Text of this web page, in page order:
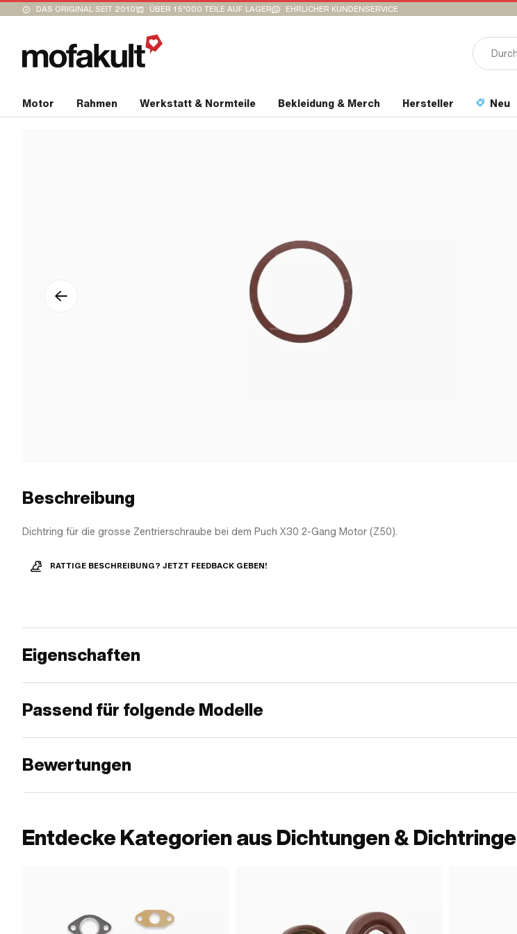
DAS ORIGINAL SEIT 2010 ÜBER 15’000 TEILE AUF LAGER EHRLICHER KUNDENSERVICE
Motor Rahmen Werkstatt & Normteile Bekleidung & Merch Hersteller Neu
Beschreibung
Dichtring für die grosse Zentrierschraube bei dem Puch X30 2-Gang Motor (Z50).
RATTIGE BESCHREIBUNG? JETZT FEEDBACK GEBEN!
Eigenschaften
Passend für folgende Modelle
Bewertungen
Entdecke Kategorien aus Dichtungen & Dichtringe